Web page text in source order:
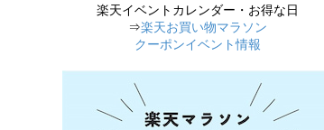
楽天イベントカレンダー・お得な日
⇒楽天お買い物マラソン
クーポンイベント情報